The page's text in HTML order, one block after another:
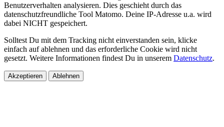
Benutzerverhalten analysieren. Dies geschieht durch das
datenschutzfreundliche Tool Matomo. Deine IP-Adresse u.a. wird
dabei NICHT gespeichert.
Solltest Du mit dem Tracking nicht einverstanden sein, klicke
einfach auf ablehnen und das erforderliche Cookie wird nicht
gesetzt. Weitere Informationen findest Du in unserem Datenschutz.
Akzeptieren Ablehnen